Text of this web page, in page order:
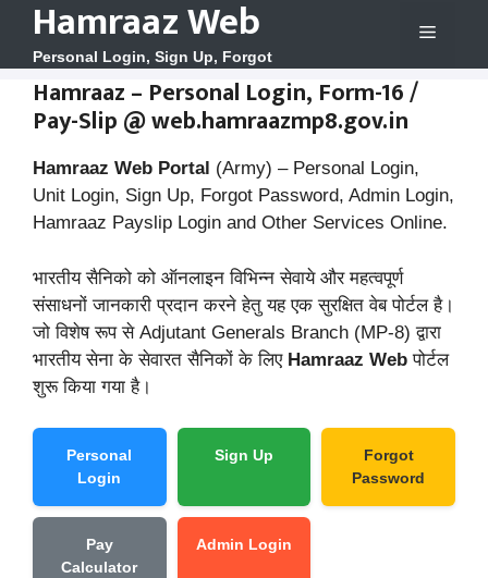
content
Hamraaz Web
Personal Login, Sign Up, Forgot
Menu
Hamraaz – Personal Login, Form-16 /
Pay-Slip @ web.hamraazmp8.gov.in
Hamraaz Web Portal (Army) – Personal Login,
Unit Login, Sign Up, Forgot Password, Admin Login,
Hamraaz Payslip Login and Other Services Online.
भारतीय सैनिको को ऑनलाइन विभिन्न सेवाये और महत्वपूर्ण
संसाधनों जानकारी प्रदान करने हेतु यह एक सुरक्षित वेब पोर्टल है।
जो विशेष रूप से Adjutant Generals Branch (MP-8) द्वारा
भारतीय सेना के सेवारत सैनिकों के लिए Hamraaz Web पोर्टल
शुरू किया गया है।
Personal
Login
Sign Up
Forgot
Password
Pay
Calculator
Admin Login